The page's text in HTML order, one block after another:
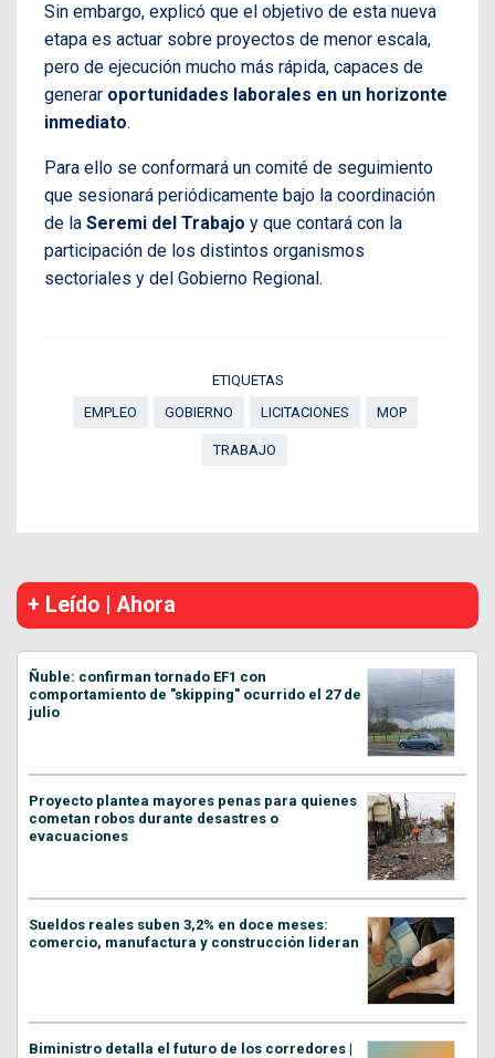
Sin embargo, explicó que el objetivo de esta nueva
etapa es actuar sobre proyectos de menor escala,
pero de ejecución mucho más rápida, capaces de
generar oportunidades laborales en un horizonte
inmediato.
Para ello se conformará un comité de seguimiento
que sesionará periódicamente bajo la coordinación
de la Seremi del Trabajo y que contará con la
participación de los distintos organismos
sectoriales y del Gobierno Regional.
ETIQUETAS
EMPLEO
GOBIERNO LICITACIONES MOP
TRABAJO
+ Leído | Ahora
Ñuble: confirman tornado EF1 con
comportamiento de "skipping" ocurrido el 27 de
julio
Proyecto plantea mayores penas para quienes
cometan robos durante desastres o
evacuaciones
Sueldos reales suben 3,2% en doce meses:
comercio, manufactura y construcción lideran
Biministro detalla el futuro de los corredores |